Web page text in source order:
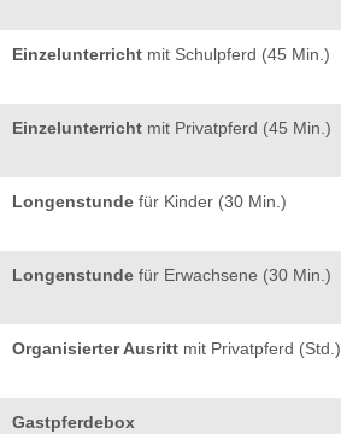
Einzelunterricht mit Schulpferd (45 Min.)
Einzelunterricht mit Privatpferd (45 Min.)
Longenstunde für Kinder (30 Min.)
Longenstunde für Erwachsene (30 Min.)
Organisierter Ausritt mit Privatpferd (Std.)
Gastpferdebox